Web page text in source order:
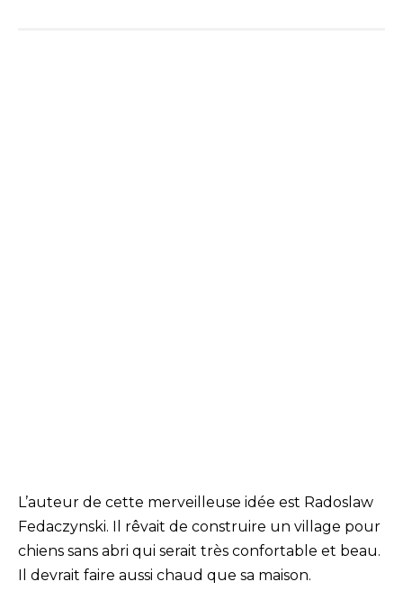
L’auteur de cette merveilleuse idée est Radoslaw
Fedaczynski. Il rêvait de construire un village pour
chiens sans abri qui serait très confortable et beau.
Il devrait faire aussi chaud que sa maison.